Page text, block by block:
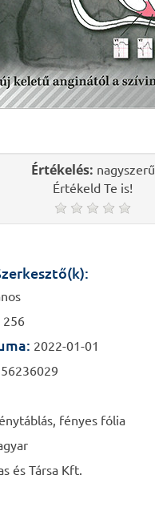
Értékelés: nagyszerű
Értékeld Te is!
256
2022-01-01
fényes fólia
és Társa Kft.